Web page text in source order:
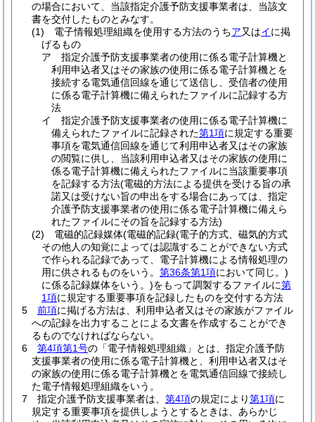
の場合において、当該指定介護予防支援事業者は、当該文
書を交付したものとみなす。
(1)
電子情報処理組織を使用する方法のうちア又はイに掲
げるもの
ア
指定介護予防支援事業者の使用に係る電子計算機と
利用申込者又はその家族の使用に係る電子計算機とを
接続する電気通信回線を通じて送信し、受信者の使用
に係る電子計算機に備えられたファイルに記録する方
法
イ
指定介護予防支援事業者の使用に係る電子計算機に
備えられたファイルに記録された第1項に規定する重要
事項を電気通信回線を通じて利用申込者又はその家族
の閲覧に供し、当該利用申込者又はその家族の使用に
係る電子計算機に備えられたファイルに当該重要事項
を記録する方法(電磁的方法による提供を受ける旨の承
諾又は受けない旨の申出をする場合にあっては、指定
介護予防支援事業者の使用に係る電子計算機に備えら
れたファイルにその旨を記録する方法)
(2)
電磁的記録媒体(電磁的記録(電子的方式、磁気的方式
その他人の知覚によっては認識することができない方式
で作られる記録であって、電子計算機による情報処理の
用に供されるものをいう。 第36条第1項において同じ。)
に係る記録媒体をいう。)をもって調製するファイルに第
1項に規定する重要事項を記録したものを交付する方法
5
前項に掲げる方法は、利用申込者又はその家族がファイル
への記録を出力することによる文書を作成することができ
るものでなければならない。
6
第4項第1号の「電子情報処理組織」とは、指定介護予防
支援事業者の使用に係る電子計算機と、利用申込者又はそ
の家族の使用に係る電子計算機とを電気通信回線で接続し
た電子情報処理組織をいう。
7
指定介護予防支援事業者は、 第4項の規定により第1項に
規定する重要事項を提供しようとするときは、あらかじ